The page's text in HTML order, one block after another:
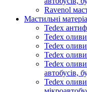
Ravenol
Мастильні
Tedex
Tedex
Tedex
Tedex
Tedex
автобусів,
Tedex